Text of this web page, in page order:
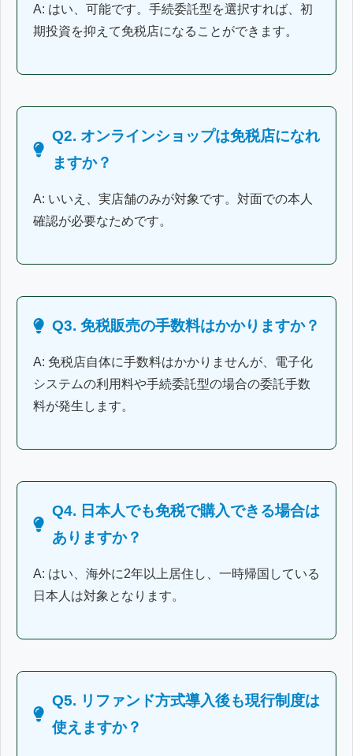
A: はい、可能です。手続委託型を選択すれば、初
期投資を抑えて免税店になることができます。
Q2. オンラインショップは免税店になれ
ますか？
A: いいえ、実店舗のみが対象です。対面での本人
確認が必要なためです。
Q3. 免税販売の手数料はかかりますか？
A: 免税店自体に手数料はかかりませんが、電子化
システムの利用料や手続委託型の場合の委託手数
料が発生します。
Q4. 日本人でも免税で購入できる場合は
ありますか？
A: はい、海外に2年以上居住し、一時帰国している
日本人は対象となります。
Q5. リファンド方式導入後も現行制度は
使えますか？